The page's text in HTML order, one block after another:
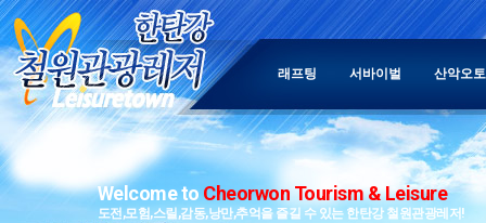
Welcome to Cheorwon Tourism & Leisure
도전,모험,스릴,감동,낭만,추억을 즐길 수 있는 한탄강 철원관광레저!
래프팅 서바이벌 산악오